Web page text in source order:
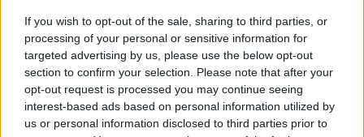
If you wish to opt-out of the sale, sharing to third parties, or
processing of your personal or sensitive information for
targeted advertising by us, please use the below opt-out
section to confirm your selection. Please note that after your
opt-out request is processed you may continue seeing
interest-based ads based on personal information utilized by
us or personal information disclosed to third parties prior to
fine agosto
Aggius conquista la classifica delle mete più
amate dell’estate 2026